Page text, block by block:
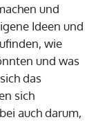
und
Ideen und
wie
und was
das
sich
auch darum,